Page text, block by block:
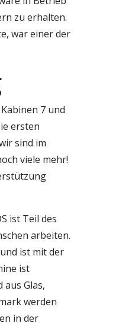
zu erhalten.
war einer der
7 und
ersten
sind im
viele mehr!
ist Teil des
arbeiten.
ist mit der
ist
aus Glas,
werden
in der